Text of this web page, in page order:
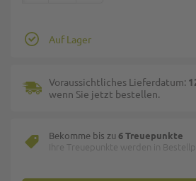
Auf Lager
Voraussichtliches Lieferdatum:
wenn Sie jetzt bestellen.
Bekomme bis zu 6 Treuepunkte
Ihre Treuepunkte werden in